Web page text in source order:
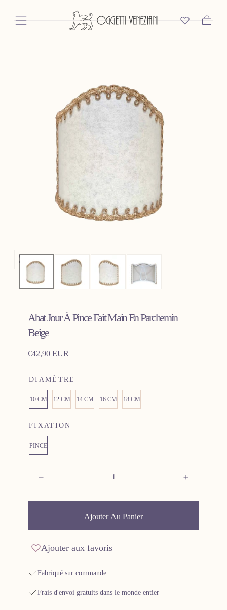
Ouvrir
les
médias
dans
une
fenêtre
modale
Abat Jour À Pince Fait Main En Parchemin
Beige
Prix
€42,90 EUR
DIAMÈTRE
10 CM 12 CM 14 CM 16 CM 18 CM
FIXATION
PINCE
Ajouter Au Panier
Ajouter aux favoris
Fabriqué sur commande
Frais d'envoi gratuits dans le monde entier